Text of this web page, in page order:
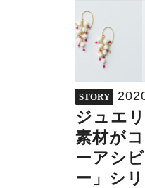
STORY
ジュエ
素材が
ーアシ
ー」シ